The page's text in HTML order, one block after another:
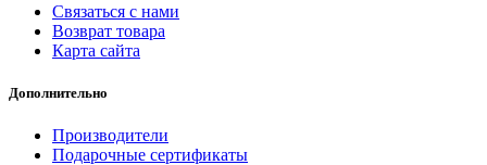
Связаться с нами
Возврат товара
Карта сайта
Дополнительно
Производители
Подарочные сертификаты